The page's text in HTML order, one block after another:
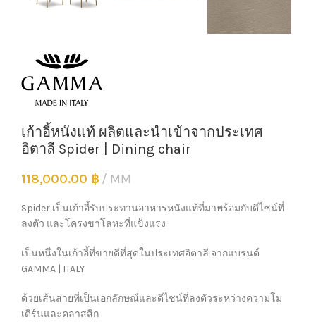
เก้าอี้หนังแท้ ผลิตและนำเข้าจากประเทศ
อิตาลี Spider | Dining chair
118,000.00 ฿ MM
Spider เป็นเก้าอี้รับประทานอาหารหนังแท้ที่มาพร้อมกับดีไซน์ที่
ลงตัว และโครงขาโลหะที่แข็งแรง
เป็นหนึ่งในเก้าอี้ที่ขายดีที่สุดในประเทศอิตาลี จากแบรนด์
GAMMA | ITALY
ด้วยเส้นสายที่เป็นเอกลักษณ์และดีไซน์ที่ลงตัวระหว่างความโม
เดิร์นและคลาสสิก